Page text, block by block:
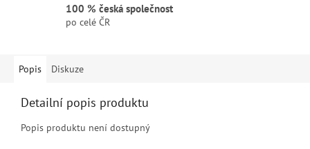
100 % česká společnost
po celé ČR
Popis Diskuze
Detailní popis produktu
Popis produktu není dostupný